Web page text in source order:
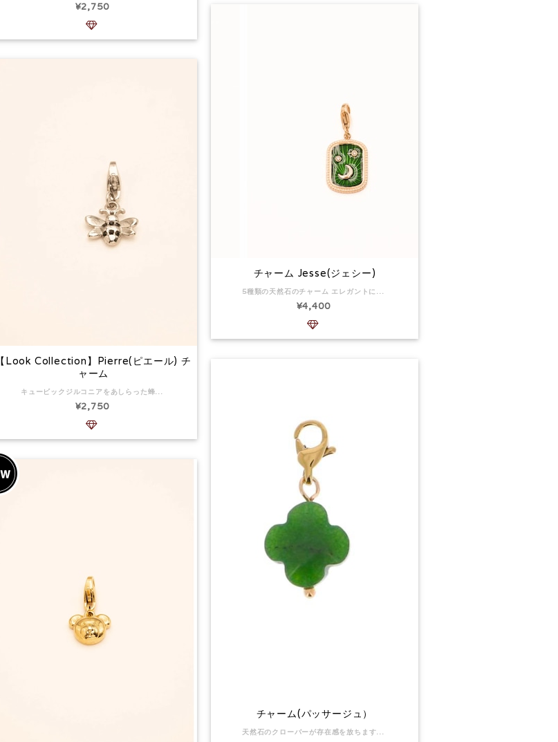
¥2,750
チャーム Jesse(ジェシー)
5種類の天然石のチャーム エレガントにデコルテを飾ってくれます。 月と 2 つの星が付いたエナメル プレート型のペンダントで構成されたチャームです。 チャームの寸法：13.5 x 18 mm 素材：ステンレススチール、 返品：可
¥4,400
【Look Collection】Pierre(ピエール) チ
ャーム
キュービックジルコニアをあしらった蜂のペンダントが付いたチャーム。 チャームの寸法：12 x 12 mm 返品:可
¥2,750
チャーム(パッサージュ）
天然石のクローバーが存在感を放ちます。 幸運を掴みましょう。 【素材】 天然石 天然石のため、石ごとに色が異なります。 【サイズ】クローバー12x12ミリ 【返品】 可